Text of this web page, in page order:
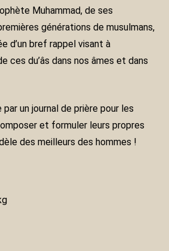
Muhammad, de ses
générations de musulmans,
d’un bref rappel visant à
ces du’âs dans nos âmes et dans
par un journal de prière pour les
et formuler leurs propres
des meilleurs des hommes !